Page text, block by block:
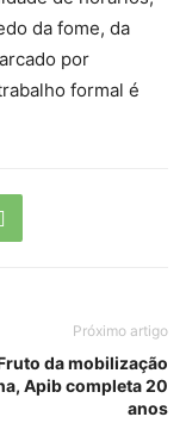
da fome, da
por
formal é
Próximo artigo
da mobilização
Apib completa 20
anos